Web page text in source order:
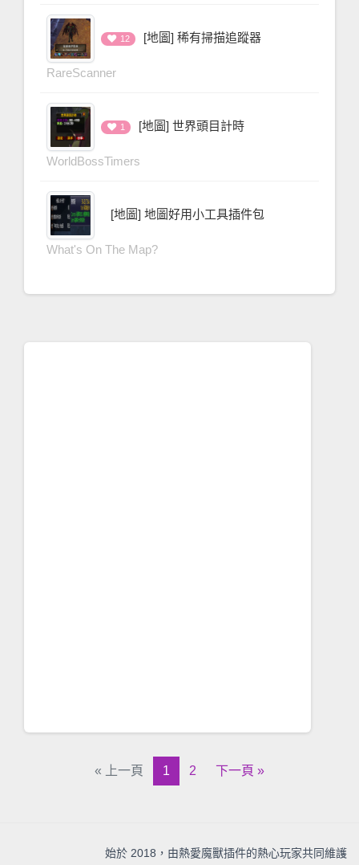
12 [地圖] 稀有掃描追蹤器
RareScanner
1 [地圖] 世界頭目計時
WorldBossTimers
[地圖] 地圖好用小工具插件包
What's On The Map?
« 上一頁 1 2 下一頁 »
始於 2018，由熱愛魔獸插件的熱心玩家共同維護